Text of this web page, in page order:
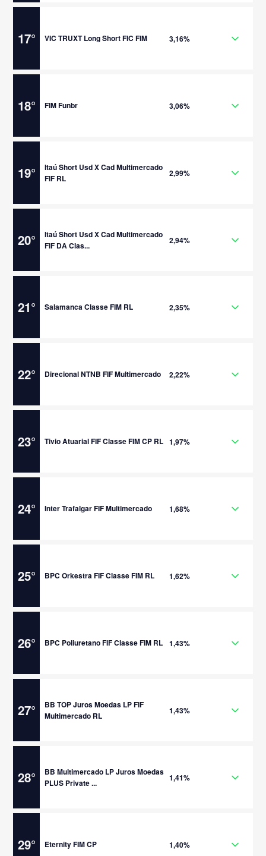
17° VIC TRUXT Long Short FIC FIM 3,16%
18° FIM Funbr 3,06%
19°
Itaú Short Usd X Cad Multimercado
FIF RL
2,99%
20°
Itaú Short Usd X Cad Multimercado
FIF DA Clas...
2,94%
21° Salamanca Classe FIM RL 2,35%
22° Direcional NTNB FIF Multimercado 2,22%
23° Tivio Atuarial FIF Classe FIM CP RL 1,97%
24° Inter Trafalgar FIF Multimercado 1,68%
25° BPC Orkestra FIF Classe FIM RL 1,62%
26° BPC Poliuretano FIF Classe FIM RL 1,43%
27°
BB TOP Juros Moedas LP FIF
Multimercado RL
1,43%
28°
BB Multimercado LP Juros Moedas
PLUS Private ...
1,41%
29° Eternity FIM CP 1,40%